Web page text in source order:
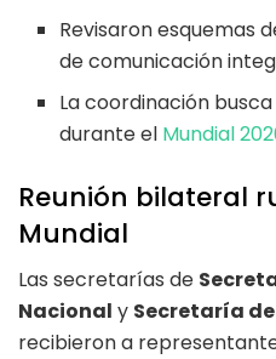
Revisaron esquemas
de comunicación
La coordinación
durante el Mundial
Reunión bilateral
Mundial
Las secretarías de
Nacional y Secretaría
recibieron a